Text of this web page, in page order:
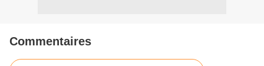
Commentaires